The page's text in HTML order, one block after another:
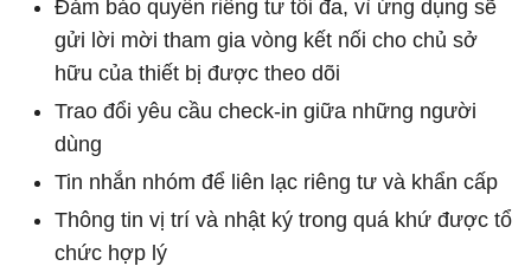
Đảm bảo quyền riêng tư tối đa, vì ứng dụng sẽ
gửi lời mời tham gia vòng kết nối cho chủ sở
hữu của thiết bị được theo dõi
Trao đổi yêu cầu check-in giữa những người
dùng
Tin nhắn nhóm để liên lạc riêng tư và khẩn cấp
Thông tin vị trí và nhật ký trong quá khứ được tổ
chức hợp lý